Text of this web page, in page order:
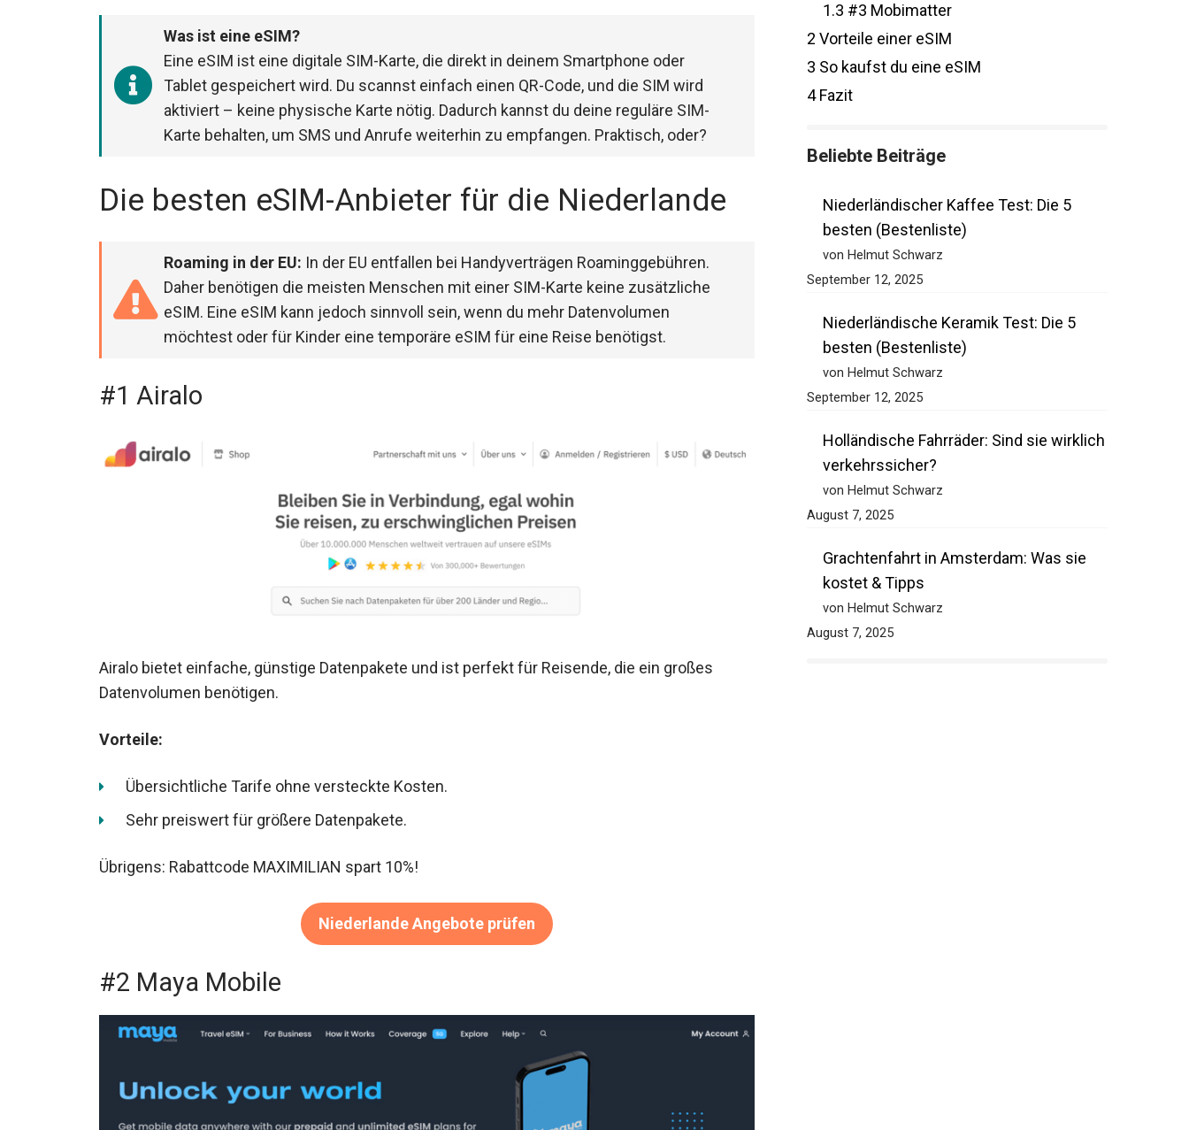
Was ist eine eSIM?
Eine eSIM ist eine digitale SIM-Karte, die direkt in deinem Smartphone oder
Tablet gespeichert wird. Du scannst einfach einen QR-Code, und die SIM wird
aktiviert – keine physische Karte nötig. Dadurch kannst du deine reguläre SIM-
Karte behalten, um SMS und Anrufe weiterhin zu empfangen. Praktisch, oder?
Die besten eSIM-Anbieter für die Niederlande
Roaming in der EU: In der EU entfallen bei Handyverträgen Roaminggebühren.
Daher benötigen die meisten Menschen mit einer SIM-Karte keine zusätzliche
eSIM. Eine eSIM kann jedoch sinnvoll sein, wenn du mehr Datenvolumen
möchtest oder für Kinder eine temporäre eSIM für eine Reise benötigst.
#1 Airalo
Airalo bietet einfache, günstige Datenpakete und ist perfekt für Reisende, die ein großes
Datenvolumen benötigen.
Vorteile:
Übersichtliche Tarife ohne versteckte Kosten.
Sehr preiswert für größere Datenpakete.
Übrigens: Rabattcode MAXIMILIAN spart 10%!
Niederlande Angebote prüfen
#2 Maya Mobile
1.3 #3 Mobimatter
2 Vorteile einer eSIM
3 So kaufst du eine eSIM
4Fazit
Beliebte Beiträge
Niederländischer Kaffee Test: Die 5
besten (Bestenliste)
von Helmut Schwarz
September 12, 2025
Niederländische Keramik Test: Die 5
besten (Bestenliste)
von Helmut Schwarz
September 12, 2025
Holländische Fahrräder: Sind sie wirklich
verkehrssicher?
von Helmut Schwarz
August 7, 2025
Grachtenfahrt in Amsterdam: Was sie
kostet & Tipps
von Helmut Schwarz
August 7, 2025